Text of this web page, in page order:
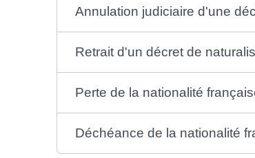
Annulation judiciaire d'une
Retrait d'un décret de
Perte de la nationalité
Déchéance de la nationalité